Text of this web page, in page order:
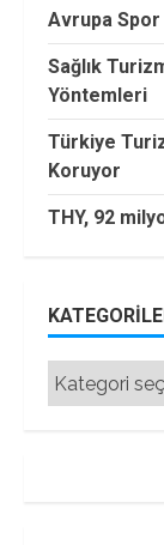
Avrupa
Sağlık
Yöntemleri
Türkiye
Koruyor
THY, 92
Kategoriler